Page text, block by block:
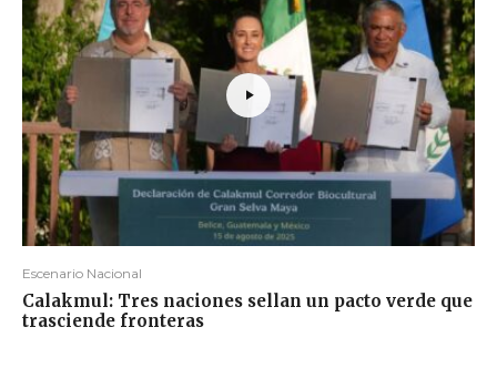
Escenario Nacional
Calakmul: Tres naciones sellan un pacto verde que
trasciende fronteras